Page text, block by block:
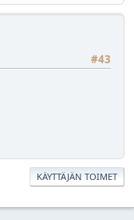
#43
KÄYTTÄJÄN TOIMET